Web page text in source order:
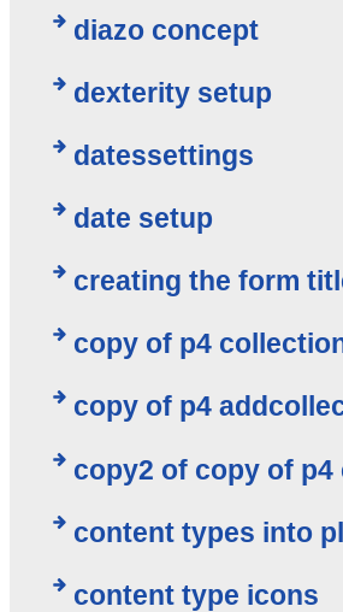
diazo concept
dexterity setup
datessettings
date setup
creating the form
copy of p4
copy of p4
copy2 of copy of
content types into
content type icons